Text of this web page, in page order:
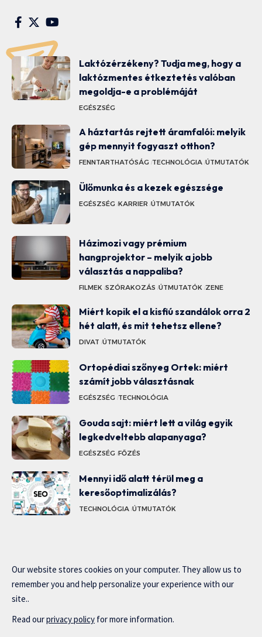
Laktózérzékeny? Tudja meg, hogy a
laktózmentes étkeztetés valóban
megoldja-e a problémáját
EGÉSZSÉG
A háztartás rejtett áramfalói: melyik
gép mennyit fogyaszt otthon?
FENNTARTHATÓSÁG TECHNOLÓGIA ÚTMUTATÓK
Ülőmunka és a kezek egészsége
EGÉSZSÉG KARRIER ÚTMUTATÓK
Házimozi vagy prémium
hangprojektor – melyik a jobb
választás a nappaliba?
FILMEK SZÓRAKOZÁS ÚTMUTATÓK ZENE
Miért kopik el a kisfiú szandálok orra 2
hét alatt, és mit tehetsz ellene?
DIVAT ÚTMUTATÓK
Ortopédiai szőnyeg Ortek: miért
számít jobb választásnak
EGÉSZSÉG TECHNOLÓGIA
Gouda sajt: miért lett a világ egyik
legkedveltebb alapanyaga?
EGÉSZSÉG FŐZÉS
Mennyi idő alatt térül meg a
keresőoptimalizálás?
TECHNOLÓGIA ÚTMUTATÓK
Our website stores cookies on your computer. They allow us to
remember you and help personalize your experience with our
site..
Read ourprivacy policy for more information.